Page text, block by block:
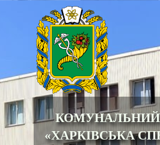
КОМУНАЛЬНИЙ
«ХАРКІВСЬКА